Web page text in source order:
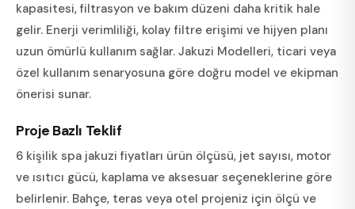
kapasitesi, filtrasyon ve bakım düzeni daha kritik hale
gelir. Enerji verimliliği, kolay filtre erişimi ve hijyen planı
uzun ömürlü kullanım sağlar. Jakuzi Modelleri, ticari veya
özel kullanım senaryosuna göre doğru model ve ekipman
önerisi sunar.
Proje Bazlı Teklif
6 kişilik spa jakuzi fiyatları ürün ölçüsü, jet sayısı, motor
ve ısıtıcı gücü, kaplama ve aksesuar seçeneklerine göre
belirlenir. Bahçe, teras veya otel projeniz için ölçü ve